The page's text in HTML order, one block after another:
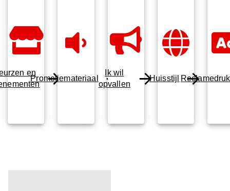
en
Promotiemateriaal
Ik wil
opvallen
Huisstijl